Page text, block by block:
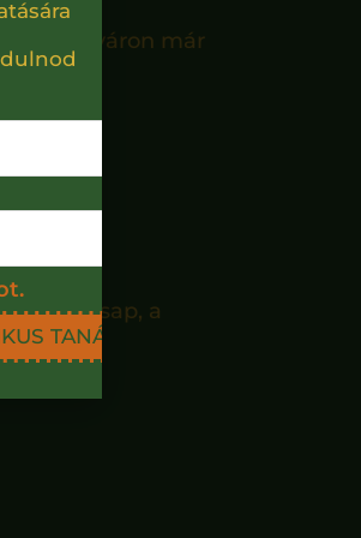
az nyáron már
csap, a
TANÁCSOKAT!